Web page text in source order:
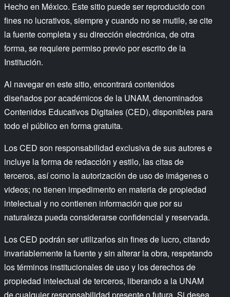
Hecho en México. Este sitio puede ser reproducido con
fines no lucrativos, siempre y cuando no se mutile, se cite
la fuente completa y su dirección electrónica, de otra
forma, se requiere permiso previo por escrito de la
Institución.
Al navegar en este sitio, encontrará contenidos
diseñados por académicos de la UNAM, denominados
Contenidos Educativos Digitales (CED), disponibles para
todo el público en forma gratuita.
Los CED son responsabilidad exclusiva de sus autores e
incluye la forma de redacción y estilo, las citas de
terceros, así como la autorización de uso de imágenes o
videos; no tienen impedimento en materia de propiedad
intelectual y no contienen información que por su
naturaleza pueda considerarse confidencial y reservada.
Los CED podrán ser utilizarlos sin fines de lucro, citando
invariablemente la fuente y sin alterar la obra, respetando
los términos institucionales de uso y los derechos de
propiedad intelectual de terceros, liberando a la UNAM